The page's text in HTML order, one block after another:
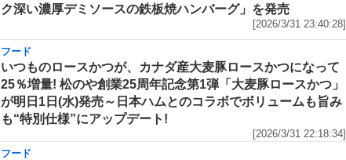
ク深い濃厚デミソースの鉄板焼ハンバーグ」を発売
[2026/3/31 23:40:28]
フード
いつものロースかつが、カナダ産大麦豚ロースかつになって
25％増量! 松のや創業25周年記念第1弾「大麦豚ロースかつ」
が明日1日(水)発売～日本ハムとのコラボでボリュームも旨み
も“特別仕様”にアップデート!
[2026/3/31 22:18:34]
フード